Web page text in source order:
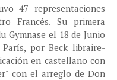
47 representaciones
Francés. Su primera
Gymnase el 18 de Junio
por Beck libraire-
en castellano con
con el arreglo de Don